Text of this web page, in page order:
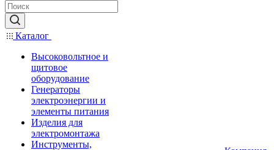
Каталог
Высоковольтное и
щитовое
оборудование
Генераторы
электроэнергии и
элементы питания
Изделия для
электромонтажа
Инструменты,